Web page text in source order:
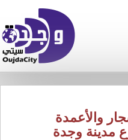
والأعمدة
مدينة وجدة